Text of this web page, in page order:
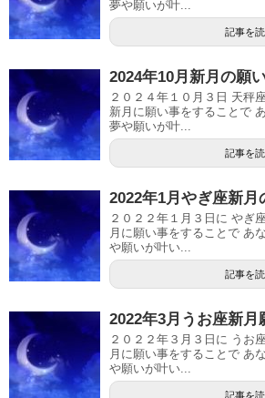
夢や願いが叶...
記事を
2024年10月新月の願
２０２４年１０月３日 天秤
新月に願い事をすることで
夢や願いが叶...
記事を
2022年1月やぎ座新月
２０２２年１月３日に やぎ
月に願い事をすることで あ
や願いが叶い...
記事を
2022年3月うお座新月
２０２２年３月３日に うお
月に願い事をすることで あ
や願いが叶い...
記事を